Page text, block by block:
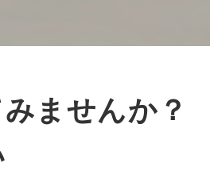
ませんか？